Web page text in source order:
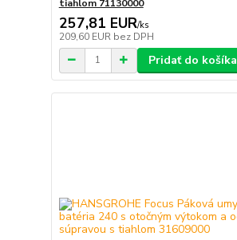
tiahlom 71130000
257,81 EUR/ks
209,60 EUR bez DPH
Pridať do košíka